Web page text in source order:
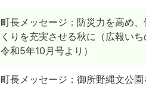
町長メッセージ：防災力を高め
くりを充実させる秋に（広報い
令和5年10月号より）
町長メッセージ：御所野縄文公園